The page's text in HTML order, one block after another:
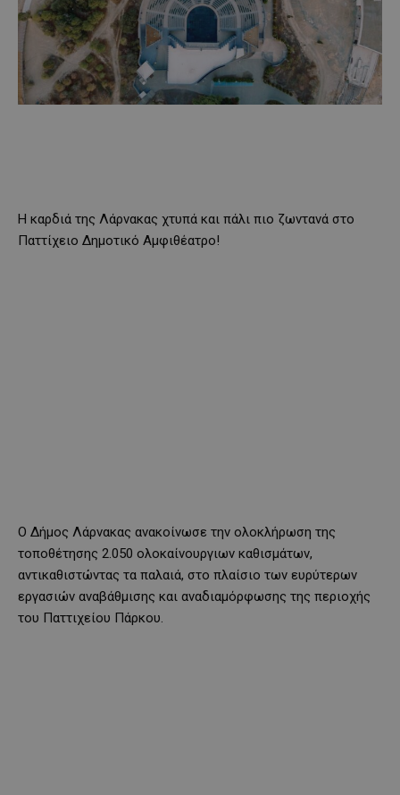
Η καρδιά της Λάρνακας χτυπά και πάλι πιο ζωντανά στο
Παττίχειο Δημοτικό Αμφιθέατρο!
Ο Δήμος Λάρνακας ανακοίνωσε την ολοκλήρωση της
τοποθέτησης 2.050 ολοκαίνουργιων καθισμάτων,
αντικαθιστώντας τα παλαιά, στο πλαίσιο των ευρύτερων
εργασιών αναβάθμισης και αναδιαμόρφωσης της περιοχής
του Παττιχείου Πάρκου.